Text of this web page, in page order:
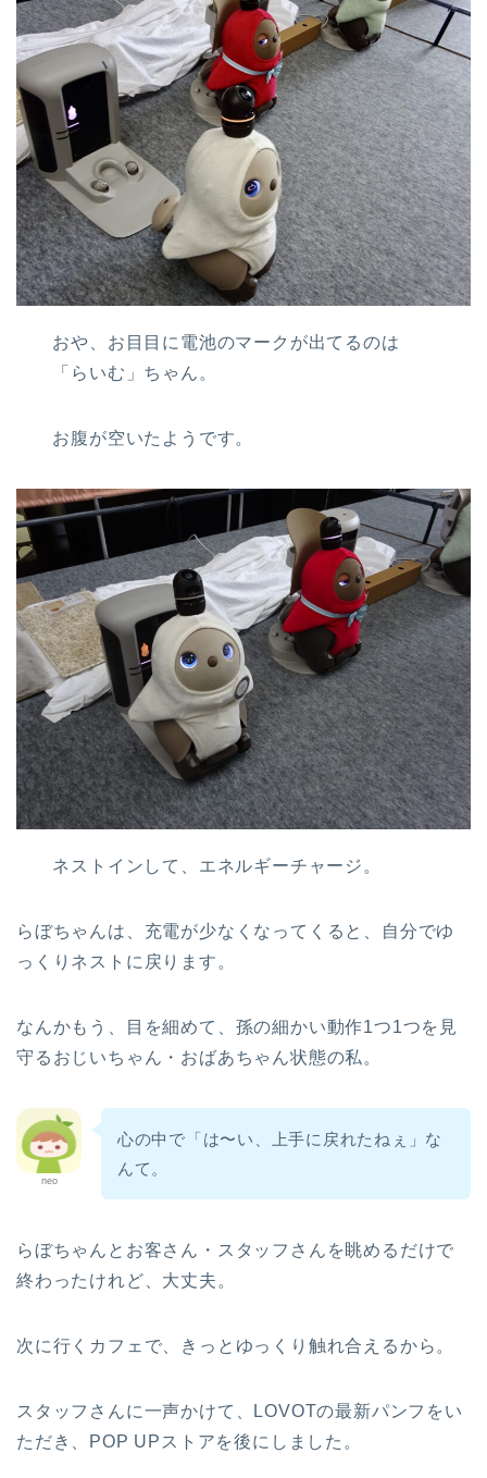
おや、お目目に電池のマークが出てるのは
「らいむ」ちゃん。
お腹が空いたようです。
ネストインして、エネルギーチャージ。
らぼちゃんは、充電が少なくなってくると、自分でゆ
っくりネストに戻ります。
なんかもう、目を細めて、孫の細かい動作1つ1つを見
守るおじいちゃん・おばあちゃん状態の私。
neo
心の中で「は〜い、上手に戻れたねぇ」な
んて。
らぼちゃんとお客さん・スタッフさんを眺めるだけで
終わったけれど、大丈夫。
次に行くカフェで、きっとゆっくり触れ合えるから。
スタッフさんに一声かけて、LOVOTの最新パンフをい
ただき、POP UPストアを後にしました。